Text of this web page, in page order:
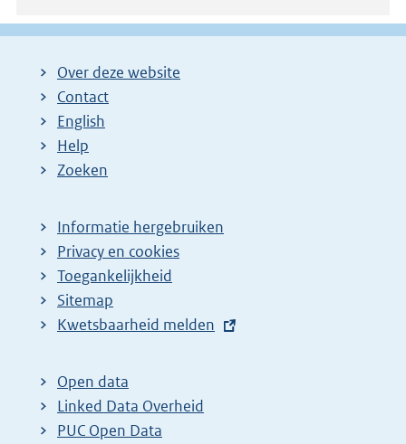
Over deze website
Contact
English
Help
Zoeken
Informatie hergebruiken
Privacy en cookies
Toegankelijkheid
Sitemap
E
t
e
r
Kwetsbaarheid melden
Open data
Linked Data Overheid
PUC Open Data